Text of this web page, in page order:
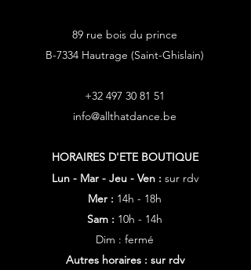
89 rue bois du prince
B-7334 Hautrage (Saint-Ghislain)
+32 497 30 81 51
info@allthatdance.be
HORAIRES D'ETE BOUTIQUE
Lun - Mar - Jeu - Ven : sur rdv
Mer : 14h - 18h
Sam : 10h - 14h
Dim : fermé
Autres horaires : sur rdv